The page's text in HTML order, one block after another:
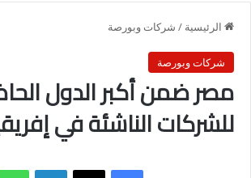
الرئيسية / شركات وبورصة
شركات وبورصة
مصر ضمن أكبر الدول
للشركات الناشئة في
فيسبوك X لينكدإن